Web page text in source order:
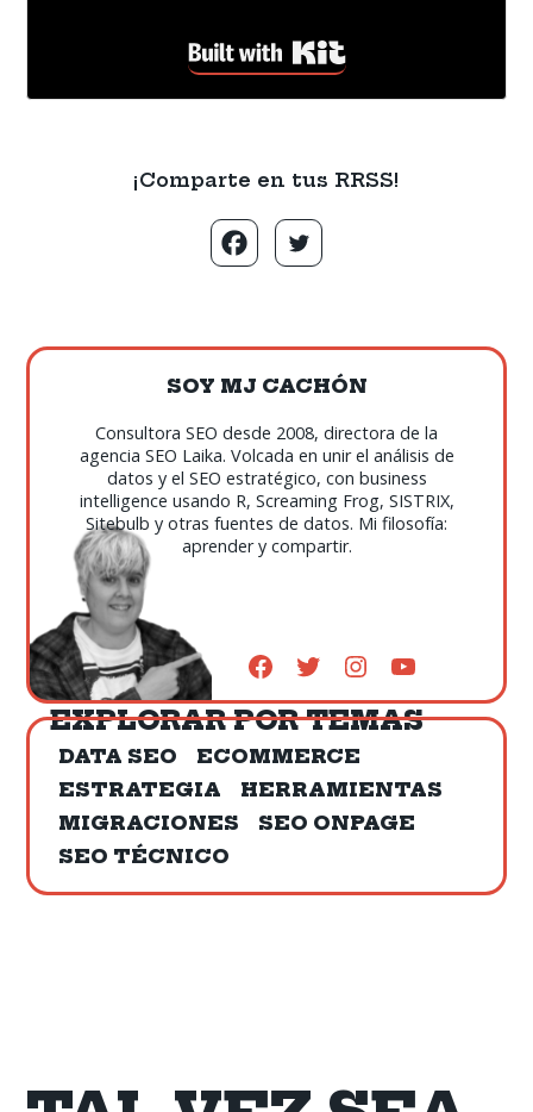
Built with Kit
¡Comparte en tus RRSS!
SOY MJ CACHÓN
Consultora SEO desde 2008, directora de la
agencia SEO Laika. Volcada en unir el análisis de
datos y el SEO estratégico, con business
intelligence usando R, Screaming Frog, SISTRIX,
Sitebulb y otras fuentes de datos. Mi filosofía:
aprender y compartir.
EXPLORAR POR TEMAS
DATA SEO
ECOMMERCE
ESTRATEGIA
HERRAMIENTAS
MIGRACIONES
SEO ONPAGE
SEO TÉCNICO